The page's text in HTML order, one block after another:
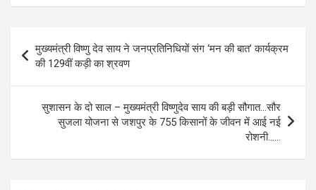
ce
b
o
o
k
se
n
g
er
at
A
p
p
e
gr
a
m
ail py
Li
n
k
ar
e
navigation
मुख्यमंत्री विष्णु देव साय ने जनप्रतिनिधियों संग ‘मन की बात’ कार्यक्रम
की 129वीं कड़ी का श्रवण
सुशासन के दो साल – मुख्यमंत्री विष्णुदेव साय की बड़ी सौगात…सौर
सुजला योजना से जशपुर के 755 किसानों के जीवन में आई नई
रोशनी……